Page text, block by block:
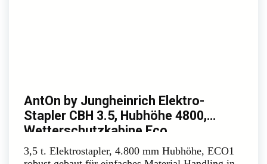
AntOn by Jungheinrich Elektro-
Stapler CBH 3.5, Hubhöhe 4800,
Wetterschutzkabine Eco
3,5 t. Elektrostapler, 4.800 mm Hubhöhe, ECO1